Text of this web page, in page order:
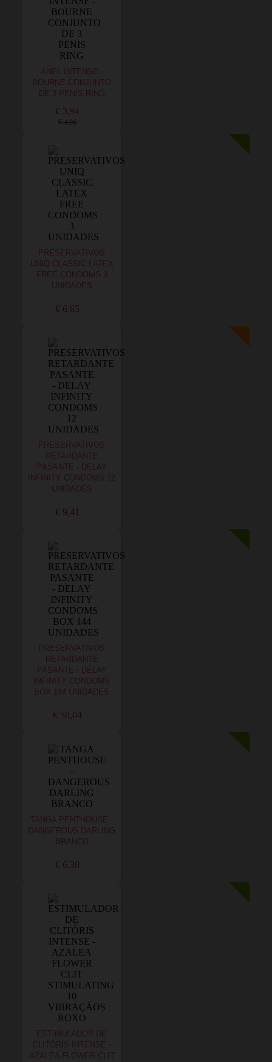
ANEL INTENSE -
BOURNE CONJUNTO
DE 3 PENIS RING
€ 3,94
€ 4,96
PRESERVATIVOS
UNIQ CLASSIC LATEX
FREE CONDOMS 3
UNIDADES
€ 6,65
PRESERVATIVOS
RETARDANTE
PASANTE - DELAY
INFINITY CONDOMS 12
UNIDADES
€ 9,41
PRESERVATIVOS
RETARDANTE
PASANTE - DELAY
INFINITY CONDOMS
BOX 144 UNIDADES
€ 58,04
TANGA PENTHOUSE -
DANGEROUS DARLING
BRANCO
€ 6,30
ESTIMULADOR DE
CLITÓRIS INTENSE -
AZALEA FLOWER CLIT